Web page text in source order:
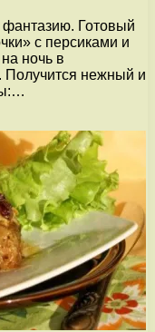
фантазию. Готовый
с персиками и
ночь в
Получится нежный и